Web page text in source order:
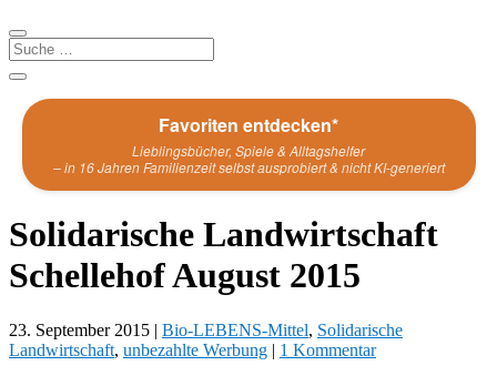
Favoriten entdecken*
Lieblingsbücher, Spiele & Alltagshelfer
– in 16 Jahren Familienzeit selbst ausprobiert & nicht KI-generiert
Solidarische Landwirtschaft
Schellehof August 2015
23. September 2015 | Bio-LEBENS-Mittel, Solidarische
Landwirtschaft, unbezahlte Werbung | 1 Kommentar